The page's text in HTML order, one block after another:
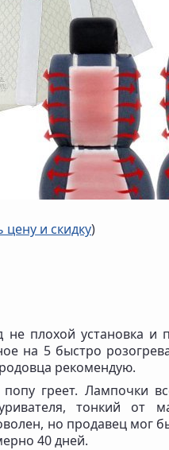
цену и скидку)
не плохой установка и
на 5 быстро
рекомендую.
попу греет. Лампочки
тонкий от
но продавец мог
40 дней.